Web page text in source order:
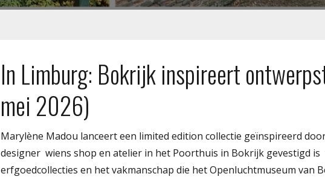
In Limburg: Bokrijk inspireert
mei 2026)
Marylène Madou lanceert een limited edition collectie geïnspireerd
designer  wiens shop en atelier in het Poorthuis in Bokrijk gevestigd is
erfgoedcollecties en het vakmanschap die het Openluchtmuseum van